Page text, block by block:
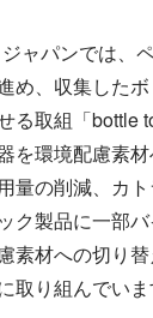
ャパンでは、
め、収集した
る取組「bottle
を環境配慮素
量の削減、カ
ク製品に一部
素材への切り
取り組んでいま